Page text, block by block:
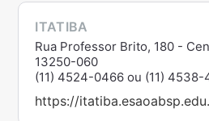
ITATIBA
Rua Professor Brito, 180 -
13250-060
(11) 4524-0466 ou (11) 4538-
https://